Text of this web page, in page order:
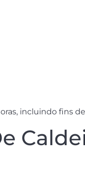
incluindo fins